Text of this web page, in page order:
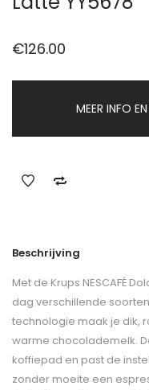
€126.00
MEER INFO
Beschrijving
Met de Krups NESCAFÉ
dag verschillende
technologie maak je dik,
warme chocolademelk.
koffiepad en past de
zonder moeite een